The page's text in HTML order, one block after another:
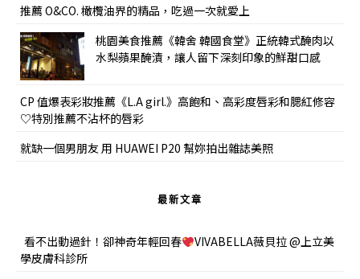
推薦 O&CO. 橄欖油界的精品，吃過一次就愛上
桃園美食推薦《韓舍 韓國食堂》正統韓式醃肉以
水梨蘋果醃漬，讓人留下深刻印象的鮮甜口感
CP 值爆表彩妝推薦《L.A girl.》高飽和、高彩度唇彩和腮紅修容
♡特別推薦不沾杯的唇彩
就缺一個男朋友 用 HUAWEI P20 幫妳拍出雜誌美照
最新文章
看不出動過針！卻神奇年輕回春
VIVABELLA薇貝拉 @上立美
學皮膚科診所